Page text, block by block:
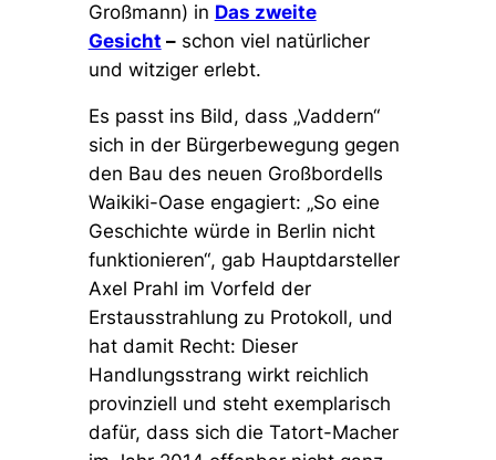
Großmann) in Das zweite
Gesicht –schon viel natürlicher
und witziger erlebt.
Es passt ins Bild, dass „Vaddern“
sich in der Bürgerbewegung gegen
den Bau des neuen Großbordells
Waikiki-Oase engagiert: „So eine
Geschichte würde in Berlin nicht
funktionieren“, gab Hauptdarsteller
Axel Prahl im Vorfeld der
Erstausstrahlung zu Protokoll, und
hat damit Recht: Dieser
Handlungsstrang wirkt reichlich
provinziell und steht exemplarisch
dafür, dass sich die Tatort-Macher